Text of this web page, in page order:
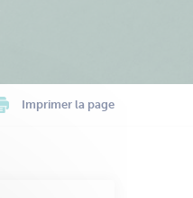
Imprimer la page